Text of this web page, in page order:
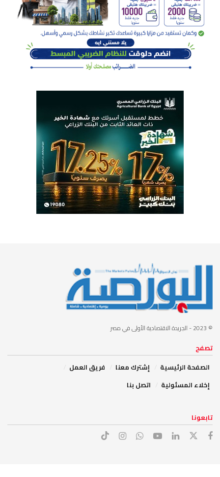
© 2023 - الجريدة الاقتصادية الأولى في مصر
تصفح
الصفحة الرئيسية
إشترك معنا
فريق العمل
إخلاء المسئولية
اتصل بنا
تابعونا